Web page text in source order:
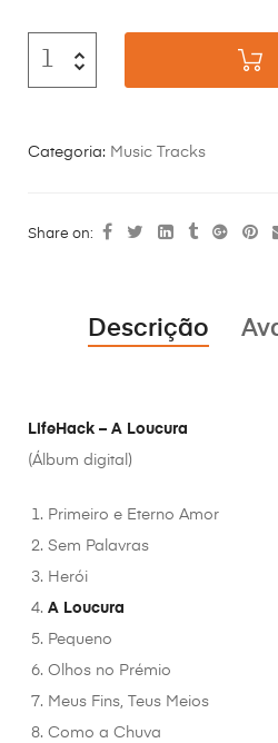
Categoria: Music Tracks
Share on:
Descrição
LifeHack – A Loucura
(Álbum digital)
Primeiro e Eterno Amor
Sem Palavras
Herói
A Loucura
Pequeno
Olhos no Prémio
Meus Fins, Teus Meios
Como a Chuva